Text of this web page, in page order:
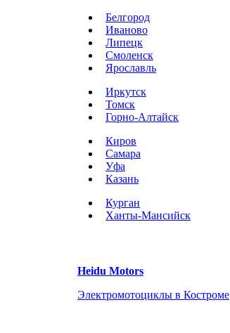
Белгород
Иваново
Липецк
Смоленск
Ярославль
Иркутск
Томск
Горно-Алтайск
Киров
Самара
Уфа
Казань
Курган
Ханты-Мансийск
Heidu Motors
Электромотоциклы в Костроме